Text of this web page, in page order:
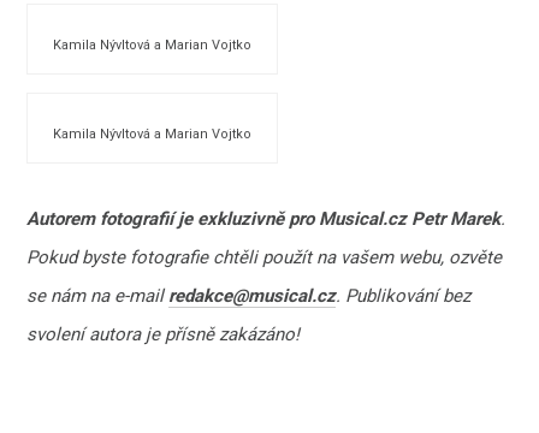
Kamila Nývltová a Marian Vojtko
Kamila Nývltová a Marian Vojtko
Autorem fotografií je exkluzivně pro Musical.cz Petr Marek.
Pokud byste fotografie chtěli použít na vašem webu, ozvěte
se nám na e-mail redakce@musical.cz. Publikování bez
svolení autora je přísně zakázáno!